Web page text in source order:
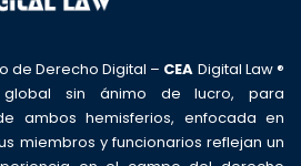
de Derecho Digital – CEA Digital Law ®
sin ánimo de lucro, para
ambos hemisferios, enfocada en
miembros y funcionarios reflejan un